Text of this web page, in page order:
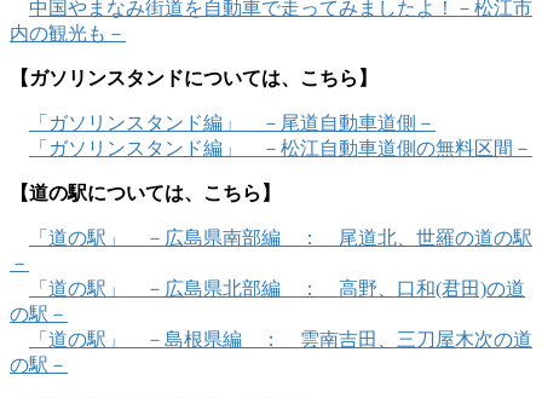
中国やまなみ街道を自動車で走ってみましたよ！－松江市
内の観光も－
【ガソリンスタンドについては、こちら】
「ガソリンスタンド編」 －尾道自動車道側－
「ガソリンスタンド編」 －松江自動車道側の無料区間－
【道の駅については、こちら】
「道の駅」 －広島県南部編 ： 尾道北、世羅の道の駅
－
「道の駅」 －広島県北部編 ： 高野、口和(君田)の道
の駅－
「道の駅」 －島根県編 ： 雲南吉田、三刀屋木次の道
の駅－